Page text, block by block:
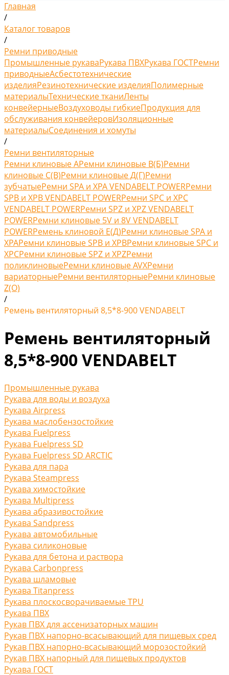
Главная
/
Каталог товаров
/
Ремни приводные
Промышленные рукаваРукава ПВХРукава ГОСТРемни
приводныеАсбестотехнические
изделияРезинотехнические изделияПолимерные
материалыТехнические тканиЛенты
конвейерныеВоздуховоды гибкиеПродукция для
обслуживания конвейеровИзоляционные
материалыСоединения и хомуты
/
Ремни вентиляторные
Ремни клиновые AРемни клиновые В(Б)Ремни
клиновые С(B)Ремни клиновые Д(Г)Ремни
зубчатыеРемни SPA и XPA VENDABELT POWERРемни
SPB и XPB VENDABELT POWERРемни SPC и XPC
VENDABELT POWERРемни SPZ и XPZ VENDABELT
POWERРемни клиновые 5V и 8V VENDABELT
POWERРемень клиновой Е(Д)Ремни клиновые SPA и
XPAРемни клиновые SPB и XPBРемни клиновые SPC и
XPCРемни клиновые SPZ и XPZРемни
поликлиновыеРемни клиновые AVXРемни
вариаторныеРемни вентиляторныеРемни клиновые
Z(O)
/
Ремень вентиляторный 8,5*8-900 VENDABELT
Ремень вентиляторный
8,5*8-900 VENDABELT
Промышленные рукава
Рукава для воды и воздуха
Рукава Airpress
Рукава маслобензостойкие
Рукава Fuelpress
Рукава Fuelpress SD
Рукава Fuelpress SD ARCTIC
Рукава для пара
Рукава Steampress
Рукава химостойкие
Рукава Multipress
Рукава абразивостойкие
Рукава Sandpress
Рукава автомобильные
Рукава силиконовые
Рукава для бетона и раствора
Рукава Carbonpress
Рукава шламовые
Рукава Titanpress
Рукава плоскосворачиваемые TPU
Рукава ПВХ
Рукав ПВХ для ассенизаторных машин
Рукав ПВХ напорно-всасывающий для пищевых сред
Рукав ПВХ напорно-всасывающий морозостойкий
Рукав ПВХ напорный для пищевых продуктов
Рукава ГОСТ